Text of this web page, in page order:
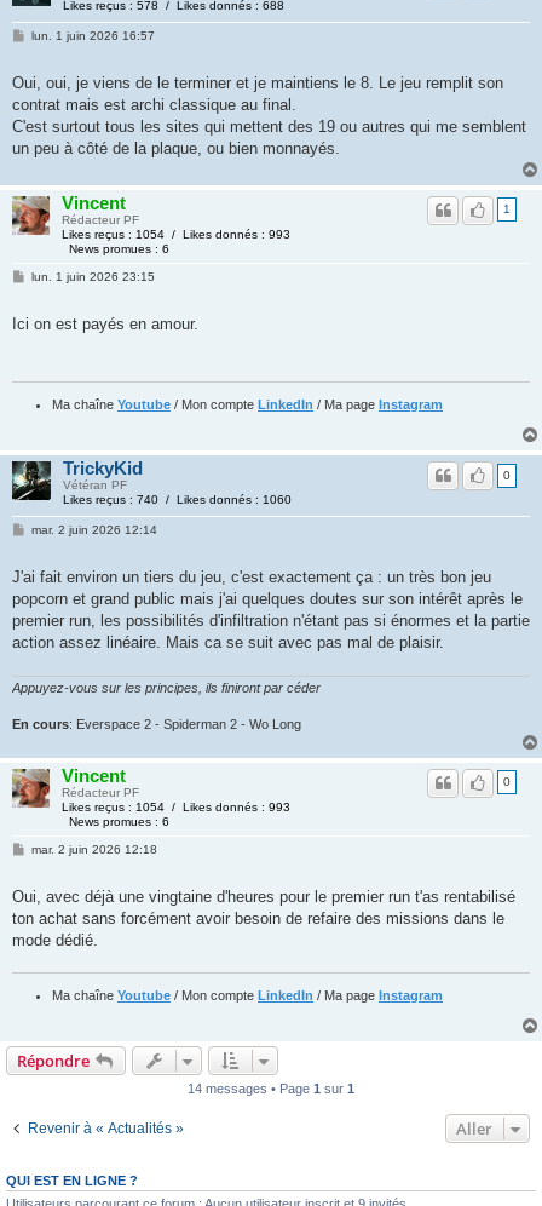
Likes reçus : 578 / Likes donnés : 688
lun. 1 juin 2026 16:57
Oui, oui, je viens de le terminer et je maintiens le 8. Le jeu remplit son
contrat mais est archi classique au final.
C'est surtout tous les sites qui mettent des 19 ou autres qui me semblent
un peu à côté de la plaque, ou bien monnayés.
Vincent
Rédacteur PF
Likes reçus : 1054 / Likes donnés : 993
News promues : 6
1
lun. 1 juin 2026 23:15
Ici on est payés en amour.
Ma chaîne Youtube / Mon compte LinkedIn / Ma page Instagram
TrickyKid
Vétéran PF
Likes reçus : 740 / Likes donnés : 1060
0
mar. 2 juin 2026 12:14
J'ai fait environ un tiers du jeu, c'est exactement ça : un très bon jeu
popcorn et grand public mais j'ai quelques doutes sur son intérêt après le
premier run, les possibilités d'infiltration n'étant pas si énormes et la partie
action assez linéaire. Mais ca se suit avec pas mal de plaisir.
Appuyez-vous sur les principes, ils finiront par céder
En cours: Everspace 2 - Spiderman 2 - Wo Long
Vincent
Rédacteur PF
Likes reçus : 1054 / Likes donnés : 993
News promues : 6
0
mar. 2 juin 2026 12:18
Oui, avec déjà une vingtaine d'heures pour le premier run t'as rentabilisé
ton achat sans forcément avoir besoin de refaire des missions dans le
mode dédié.
Ma chaîne Youtube / Mon compte LinkedIn / Ma page Instagram
Répondre
14 messages • Page 1 sur 1
Revenir à « Actualités » Aller
QUI EST EN LIGNE ?